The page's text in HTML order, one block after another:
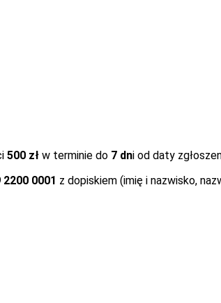
500 zł w terminie do 7 dni od daty
0001 z dopiskiem (imię i nazwisko,